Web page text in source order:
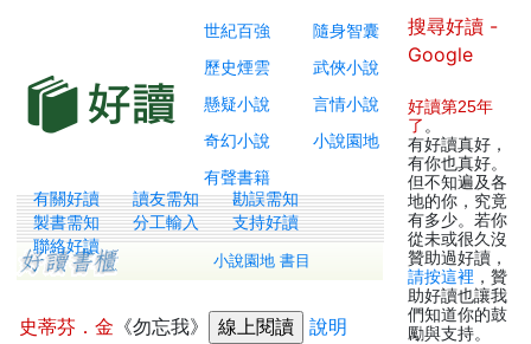
世紀百強
隨身智囊
歷史煙雲
武俠小說
懸疑小說
言情小說
奇幻小說
小說園地
有聲書籍
有關好讀 讀友需知
勘誤需知
製書需知
分工輸入
支持好讀
聯絡好讀
小說園地 書目
史蒂芬．金 《勿忘我》 說明
搜尋好讀 -
Google
好讀第25年
了 。
有好讀真好，
有你也真好。
但不知遍及各
地的你，究竟
有多少。若你
從未或很久沒
贊助過好讀，
請按這裡 ，贊
助好讀也讓我
們知道你的鼓
勵與支持。